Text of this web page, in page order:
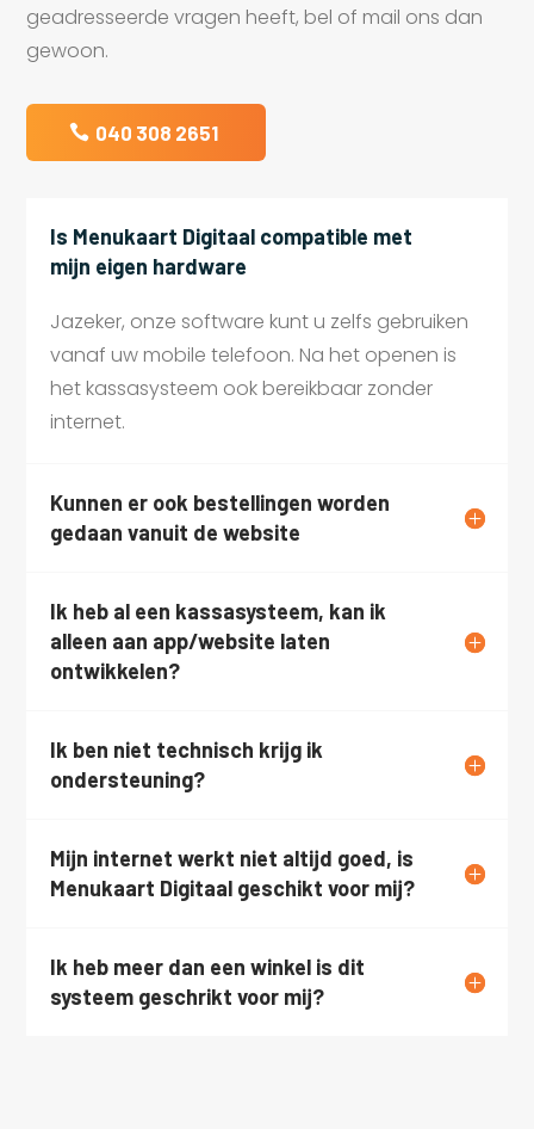
geadresseerde vragen heeft, bel of mail ons dan
gewoon.
040 308 2651
Is Menukaart Digitaal compatible met
mijn eigen hardware
Jazeker, onze software kunt u zelfs gebruiken
vanaf uw mobile telefoon. Na het openen is
het kassasysteem ook bereikbaar zonder
internet.
Kunnen er ook bestellingen worden
gedaan vanuit de website
Ik heb al een kassasysteem, kan ik
alleen aan app/website laten
ontwikkelen?
Ik ben niet technisch krijg ik
ondersteuning?
Mijn internet werkt niet altijd goed, is
Menukaart Digitaal geschikt voor mij?
Ik heb meer dan een winkel is dit
systeem geschrikt voor mij?